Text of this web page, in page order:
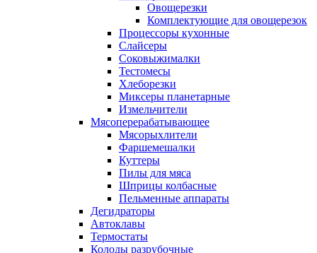
Овощерезки
Комплектующие для овощерезок
Процессоры кухонные
Слайсеры
Соковыжималки
Тестомесы
Хлеборезки
Миксеры планетарные
Измельчители
Мясоперерабатывающее
Мясорыхлители
Фаршемешалки
Куттеры
Пилы для мяса
Шприцы колбасные
Пельменные аппараты
Дегидраторы
Автоклавы
Термостаты
Колоды разрубочные